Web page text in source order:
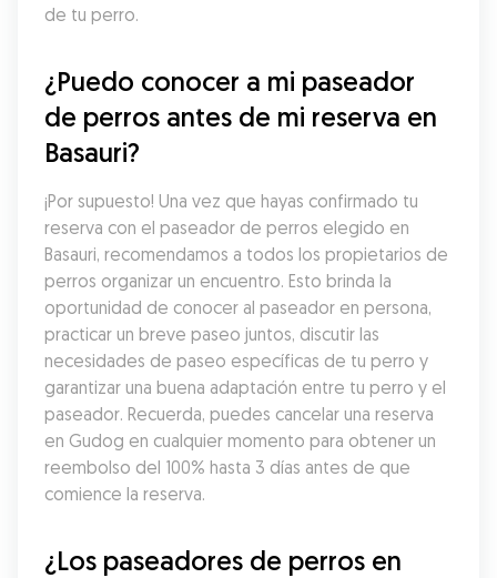
de tu perro.
¿Puedo conocer a mi paseador
de perros antes de mi reserva en
Basauri?
¡Por supuesto! Una vez que hayas confirmado tu
reserva con el paseador de perros elegido en
Basauri, recomendamos a todos los propietarios de
perros organizar un encuentro. Esto brinda la
oportunidad de conocer al paseador en persona,
practicar un breve paseo juntos, discutir las
necesidades de paseo específicas de tu perro y
garantizar una buena adaptación entre tu perro y el
paseador. Recuerda, puedes cancelar una reserva
en Gudog en cualquier momento para obtener un
reembolso del 100% hasta 3 días antes de que
comience la reserva.
¿Los paseadores de perros en